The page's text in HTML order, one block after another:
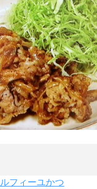
フィーユかつ